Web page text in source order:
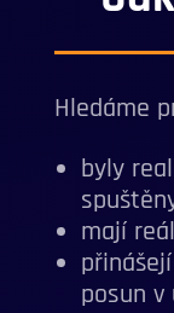
Hledáme
byly
mají
posun